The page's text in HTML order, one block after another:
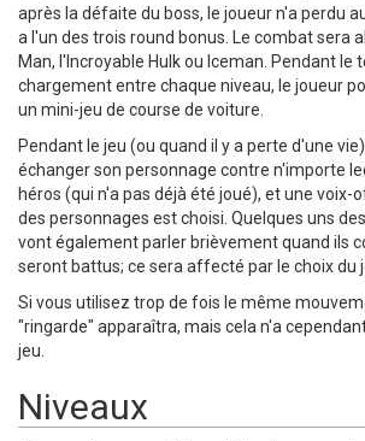
après la défaite du boss, le joueur n'a perdu
a l'un des trois round bonus. Le combat sera
Man, l'Incroyable Hulk ou Iceman. Pendant le
chargement entre chaque niveau, le joueur
un mini-jeu de course de voiture.
Pendant le jeu (ou quand il y a perte d'une
échanger son personnage contre n'importe
héros (qui n'a pas déjà été joué), et une voix-
des personnages est choisi. Quelques uns
vont également parler brièvement quand ils
seront battus; ce sera affecté par le choix du
Si vous utilisez trop de fois le même
"ringarde" apparaîtra, mais cela n'a
jeu.
Niveaux